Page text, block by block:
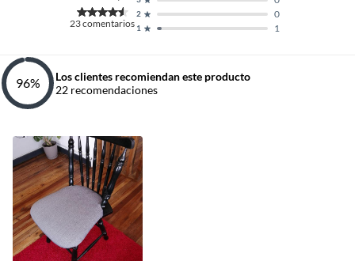
23comentarios 1 1
2 0
96%
Los clientes recomiendan este producto
22 recomendaciones